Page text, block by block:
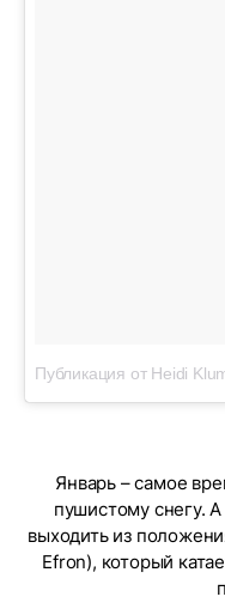
Публикация от Heidi
Январь – самое
пушистому снегу.
выходить из
Efron), который